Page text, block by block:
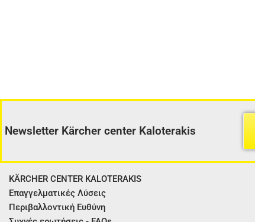
Newsletter Kärcher center Kaloterakis
KÄRCHER CENTER KALOTERAKIS
Επαγγελματικές Λύσεις
Περιβαλλοντική Ευθύνη